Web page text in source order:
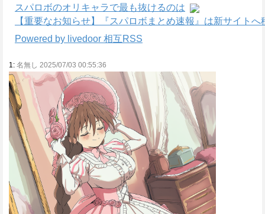
スパロボのオリキャラで最も抜けるのは
【重要なお知らせ】『スパロボまとめ速報』は新サイトへ
Powered by livedoor 相互RSS
1: 名無し 2025/07/03 00:55:36